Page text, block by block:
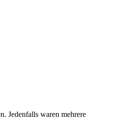
Jedenfalls waren mehrere